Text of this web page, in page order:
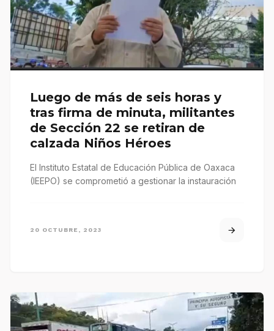
Luego de más de seis horas y
tras firma de minuta, militantes
de Sección 22 se retiran de
calzada Niños Héroes
El Instituto Estatal de Educación Pública de Oaxaca
(IEEPO) se comprometió a gestionar la instauración
20 OCTUBRE, 2023